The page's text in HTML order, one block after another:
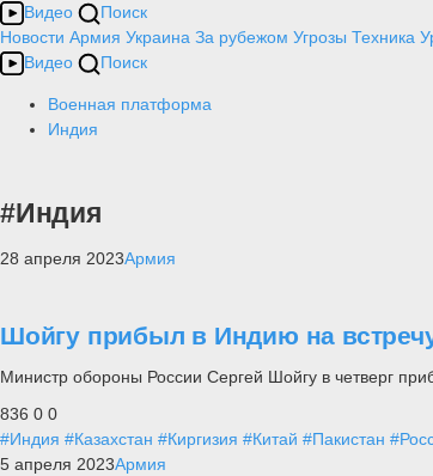
Видео
Поиск
Новости Армия Украина За рубежом Угрозы Техника
Видео
Поиск
Военная платформа
Индия
#Индия
28 апреля 2023Армия
Шойгу прибыл в Индию на
Министр обороны России Сергей Шойгу в четверг
836 0 0
#Индия #Казахстан #Киргизия #Китай #Пакистан
5 апреля 2023Армия